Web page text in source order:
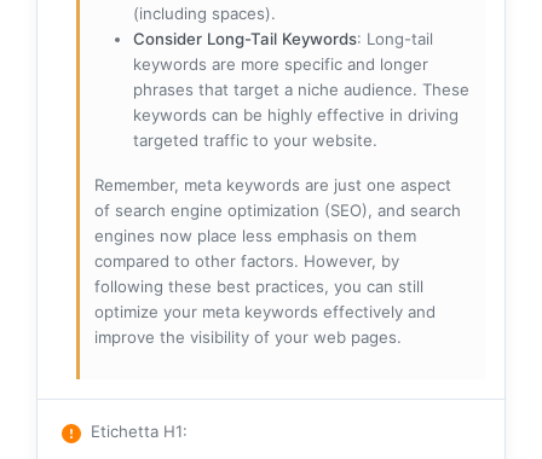
(including spaces).
Consider Long-Tail Keywords: Long-tail
keywords are more specific and longer
phrases that target a niche audience. These
keywords can be highly effective in driving
targeted traffic to your website.
Remember, meta keywords are just one aspect
of search engine optimization (SEO), and search
engines now place less emphasis on them
compared to other factors. However, by
following these best practices, you can still
optimize your meta keywords effectively and
improve the visibility of your web pages.
Etichetta H1: